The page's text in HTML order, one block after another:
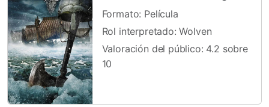
Formato: Película
Rol interpretado: Wolven
Valoración del público: 4.2 sobre
10